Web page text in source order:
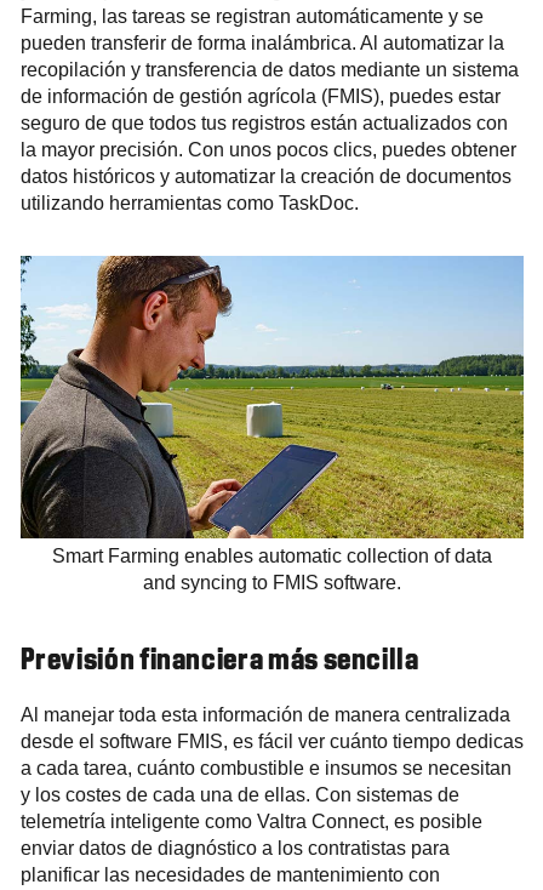
Farming, las tareas se registran automáticamente y se
pueden transferir de forma inalámbrica. Al automatizar la
recopilación y transferencia de datos mediante un sistema
de información de gestión agrícola (FMIS), puedes estar
seguro de que todos tus registros están actualizados con
la mayor precisión. Con unos pocos clics, puedes obtener
datos históricos y automatizar la creación de documentos
utilizando herramientas como TaskDoc.
Smart Farming enables automatic collection of data
and syncing to FMIS software.
Previsión financiera más sencilla
Al manejar toda esta información de manera centralizada
desde el software FMIS, es fácil ver cuánto tiempo dedicas
a cada tarea, cuánto combustible e insumos se necesitan
y los costes de cada una de ellas. Con sistemas de
telemetría inteligente como Valtra Connect, es posible
enviar datos de diagnóstico a los contratistas para
planificar las necesidades de mantenimiento con